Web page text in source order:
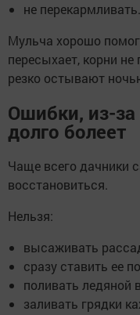
не перекармливать.
Мульча хорошо
пересыхает, корни
резко остывают
Ошибки, из-
долго болеет
Чаще всего дачники
восстановиться.
Нельзя:
высаживать
сразу ставить ее
поливать ледяной
заливать грядки